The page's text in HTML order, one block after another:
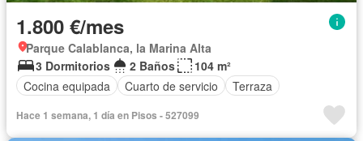
1.800 €/mes
Parque Calablanca, la Marina Alta
3 Dormitorios
2 Baños
104 m²
Cocina equipada
Cuarto de servicio Terraza
Hace 1 semana, 1 día en Pisos - 527099